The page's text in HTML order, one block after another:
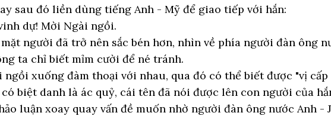
sau đó liền dùng tiếng Anh - Mỹ để giao tiếp với hắn:
dự! Mời Ngài ngồi.
người đã trở nên sắc bén hơn, nhìn về phía người đàn ông
ta chỉ biết mỉm cười để né tránh.
ngồi xuống đàm thoại với nhau, qua đó có thể biết được "vị
biệt danh là ác quỷ, cái tên đã nói được lên con người của
luận xoay quay vấn đề muốn nhờ người đàn ông nước Anh -